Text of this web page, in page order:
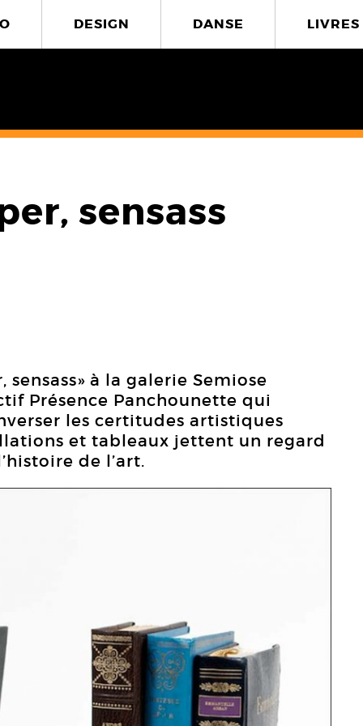
DESIGN DANSE LIVRES
sensass
sensass» à la galerie Semiose
Présence Panchounette qui
les certitudes artistiques
et tableaux jettent un regard
de l’art.